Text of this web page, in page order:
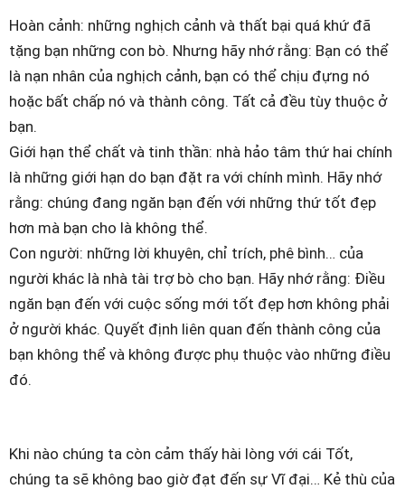
Hoàn cảnh: những nghịch cảnh và thất bại quá khứ đã
tặng bạn những con bò. Nhưng hãy nhớ rằng: Bạn có thể
là nạn nhân của nghịch cảnh, bạn có thể chịu đựng nó
hoặc bất chấp nó và thành công. Tất cả đều tùy thuộc ở
bạn.
Giới hạn thể chất và tinh thần: nhà hảo tâm thứ hai chính
là những giới hạn do bạn đặt ra với chính mình. Hãy nhớ
rằng: chúng đang ngăn bạn đến với những thứ tốt đẹp
hơn mà bạn cho là không thể.
Con người: những lời khuyên, chỉ trích, phê bình… của
người khác là nhà tài trợ bò cho bạn. Hãy nhớ rằng: Điều
ngăn bạn đến với cuộc sống mới tốt đẹp hơn không phải
ở người khác. Quyết định liên quan đến thành công của
bạn không thể và không được phụ thuộc vào những điều
đó.
Khi nào chúng ta còn cảm thấy hài lòng với cái Tốt,
chúng ta sẽ không bao giờ đạt đến sự Vĩ đại… Kẻ thù của